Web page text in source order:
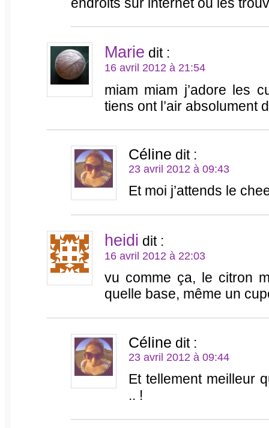
Marie dit :
16 avril 2012 à 21:54
miam miam j’adore les
tiens ont l’air absolument
Céline dit :
23 avril 2012 à 09:43
Et moi j’attends le
heidi dit :
16 avril 2012 à 22:03
vu comme ça, le citron
quelle base, même un
Céline dit :
23 avril 2012 à 09:44
Et tellement meilleur
.. !